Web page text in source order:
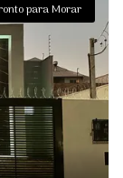
para Morar